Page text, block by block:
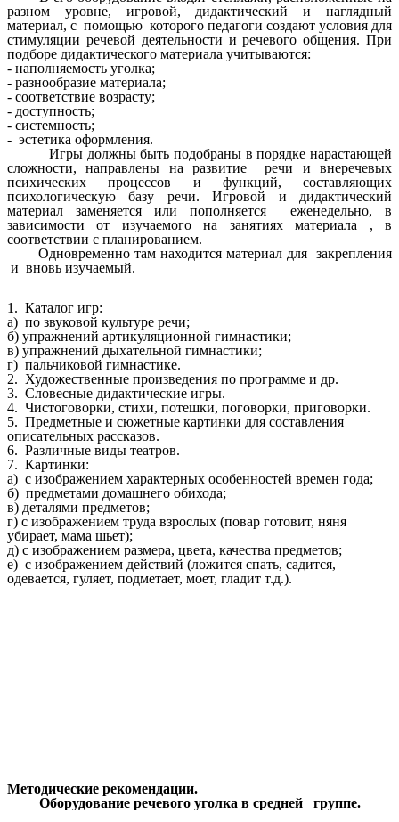
разном уровне, игровой, дидактический и наглядный
материал, с помощью которого педагоги создают условия для
стимуляции речевой деятельности и речевого общения. При
подборе дидактического материала учитываются:
- наполняемость уголка;
- разнообразие материала;
- соответствие возрасту;
- доступность;
- системность;
- эстетика оформления.
Игры должны быть подобраны в порядке нарастающей
сложности, направлены на развитие речи и внеречевых
психических процессов и функций, составляющих
психологическую базу речи. Игровой и дидактический
материал заменяется или пополняется еженедельно, в
зависимости от изучаемого на занятиях материала , в
соответствии с планированием.
Одновременно там находится материал для закрепления
и вновь изучаемый.
1. Каталог игр:
а) по звуковой культуре речи;
б) упражнений артикуляционной гимнастики;
в) упражнений дыхательной гимнастики;
г) пальчиковой гимнастике.
2. Художественные произведения по программе и др.
3. Словесные дидактические игры.
4. Чистоговорки, стихи, потешки, поговорки, приговорки.
5. Предметные и сюжетные картинки для составления
описательных рассказов.
6. Различные виды театров.
7. Картинки:
а) с изображением характерных особенностей времен года;
б) предметами домашнего обихода;
в) деталями предметов;
г) с изображением труда взрослых (повар готовит, няня
убирает, мама шьет);
д) с изображением размера, цвета, качества предметов;
е) с изображением действий (ложится спать, садится,
одевается, гуляет, подметает, моет, гладит т.д.).
Методические рекомендации.
Оборудование речевого уголка в средней группе.